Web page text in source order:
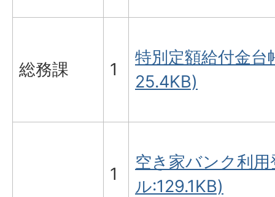
総務課 1
特別定額給付金台
25.4KB)
1
空き家バンク利
ル:129.1KB)